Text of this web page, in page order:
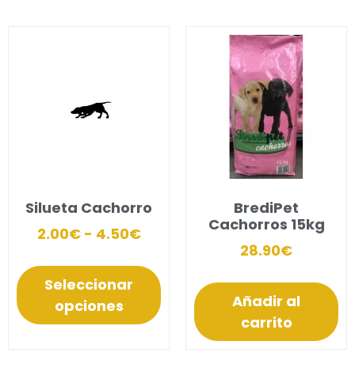
Silueta Cachorro
2.00€ - 4.50€
Seleccionar
opciones
BrediPet
Cachorros 15kg
28.90€
Añadir al
carrito